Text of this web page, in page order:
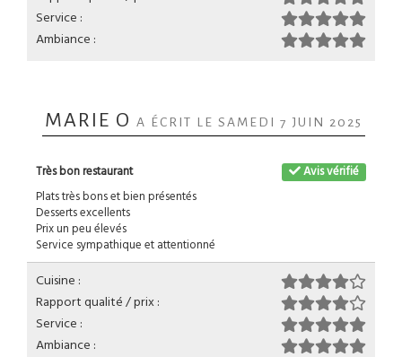
Service :
Ambiance :
MARIE O A ÉCRIT LE SAMEDI 7 JUIN 2025
Avis vérifié
Très bon restaurant
Plats très bons et bien présentés
Desserts excellents
Prix un peu élevés
Service sympathique et attentionné
Cuisine :
Rapport qualité / prix :
Service :
Ambiance :